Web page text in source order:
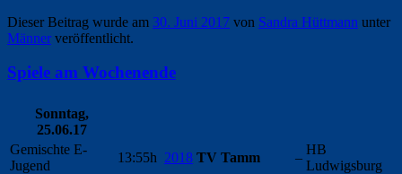
Dieser Beitrag wurde am 30. Juni 2017 von Sandra Hüttmann unter
Männer veröffentlicht.
Spiele am Wochenende
Sonntag,
25.06.17
Gemischte E-
Jugend
13:55h 2018 TV Tamm –
HB
Ludwigsburg